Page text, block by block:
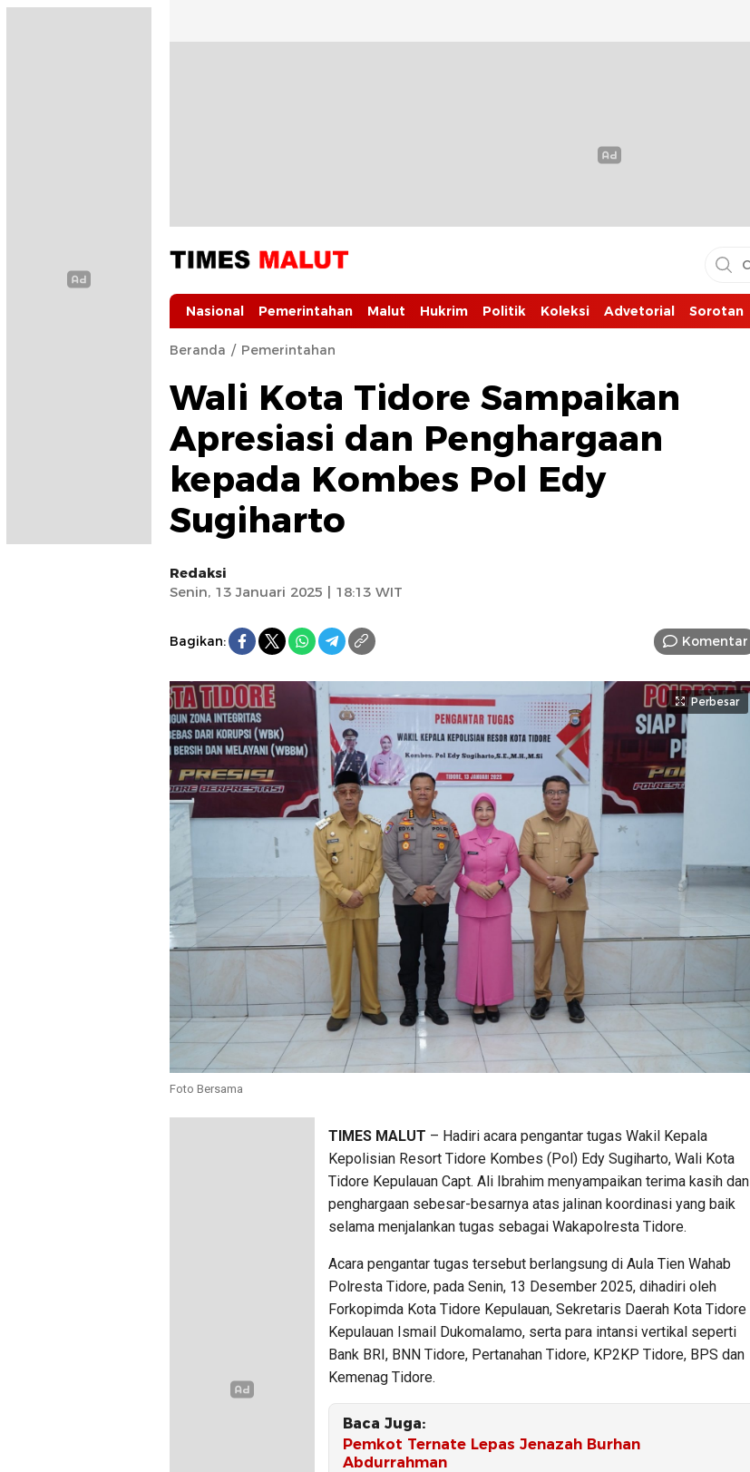
Times Malut
Berita Maluku Utara Terbaru
Nasional Pemerintahan Malut Hukrim Politik Koleksi Advetorial Sorotan
Beranda Pemerintahan
Wali Kota Tidore Sampaikan
Apresiasi dan Penghargaan
kepada Kombes Pol Edy
Sugiharto
Redaksi
Senin, 13 Januari 2025 | 18:13 WIT
Bagikan: Komentar
Perbesar
Foto Bersama
TIMES MALUT – Hadiri acara pengantar tugas Wakil Kepala
Kepolisian Resort Tidore Kombes (Pol) Edy Sugiharto, Wali Kota
Tidore Kepulauan Capt. Ali Ibrahim menyampaikan terima kasih dan
penghargaan sebesar-besarnya atas jalinan koordinasi yang baik
selama menjalankan tugas sebagai Wakapolresta Tidore.
Acara pengantar tugas tersebut berlangsung di Aula Tien Wahab
Polresta Tidore, pada Senin, 13 Desember 2025, dihadiri oleh
Forkopimda Kota Tidore Kepulauan, Sekretaris Daerah Kota Tidore
Kepulauan Ismail Dukomalamo, serta para intansi vertikal seperti
Bank BRI, BNN Tidore, Pertanahan Tidore, KP2KP Tidore, BPS dan
Kemenag Tidore.
Baca Juga:
Pemkot Ternate Lepas Jenazah Burhan
Abdurrahman